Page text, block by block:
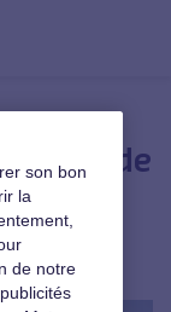
effet de
son bon
la
de notre